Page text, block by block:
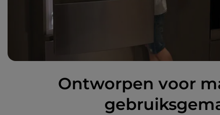
Ontworpen voor